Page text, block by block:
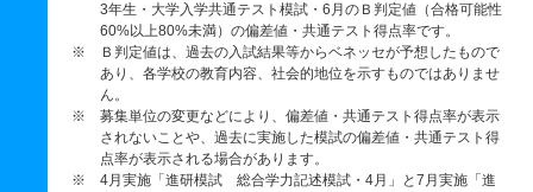
3年生・大学入学共通テスト模試・6月のＢ判定値（合格可能性
60%以上80%未満）の偏差値・共通テスト得点率です。
※ Ｂ判定値は、過去の入試結果等からベネッセが予想したもので
あり、各学校の教育内容、社会的地位を示すものではありませ
ん。
※ 募集単位の変更などにより、偏差値・共通テスト得点率が表示
されないことや、過去に実施した模試の偏差値・共通テスト得
点率が表示される場合があります。
※ 4月実施「進研模試 総合学力記述模試・4月」と7月実施「進